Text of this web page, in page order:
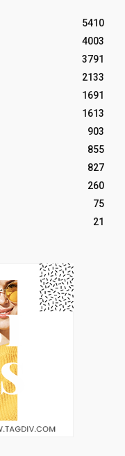
5410
4003
3791
2133
1691
1613
903
855
827
260
75
21